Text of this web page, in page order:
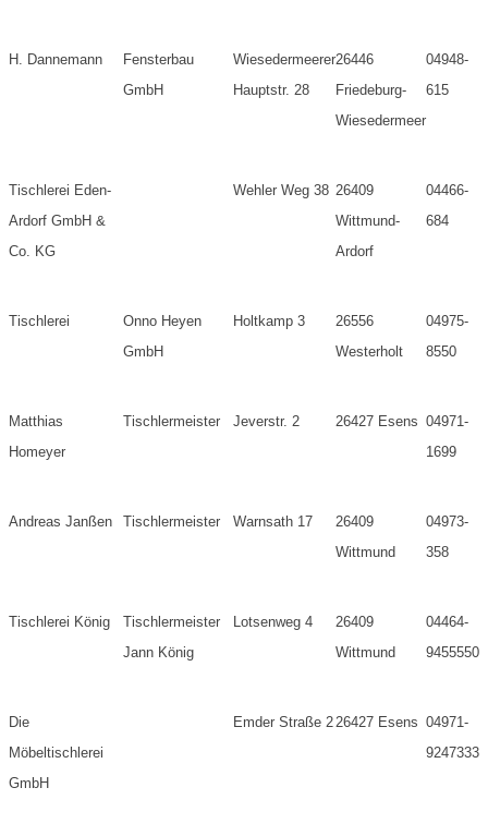
H. Dannemann
Fensterbau
GmbH
Wiesedermeerer
Hauptstr. 28
26446
Friedeburg-
Wiesedermeer
04948-
615
Tischlerei Eden-
Ardorf GmbH &
Co. KG
Wehler Weg 38 26409
Wittmund-
Ardorf
04466-
684
Tischlerei
Onno Heyen
GmbH
Holtkamp 3
26556
Westerholt
04975-
8550
Matthias
Homeyer
Tischlermeister Jeverstr. 2 26427 Esens 04971-
1699
Andreas Janßen Tischlermeister Warnsath 17
26409
Wittmund
04973-
358
Tischlerei König
Tischlermeister
Jann König
Lotsenweg 4
26409
Wittmund
04464-
9455550
Die
Möbeltischlerei
GmbH
Emder Straße 226427 Esens 04971-
9247333